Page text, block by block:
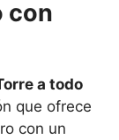
con
a todo
que ofrece
con un